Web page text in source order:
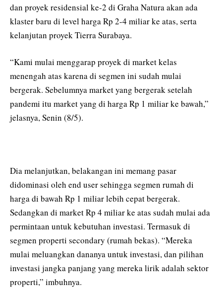
dan proyek residensial ke-2 di Graha Natura akan ada
klaster baru di level harga Rp 2-4 miliar ke atas, serta
kelanjutan proyek Tierra Surabaya.
“Kami mulai menggarap proyek di market kelas
menengah atas karena di segmen ini sudah mulai
bergerak. Sebelumnya market yang bergerak setelah
pandemi itu market yang di harga Rp 1 miliar ke bawah,”
jelasnya, Senin (8/5).
Dia melanjutkan, belakangan ini memang pasar
didominasi oleh end user sehingga segmen rumah di
harga di bawah Rp 1 miliar lebih cepat bergerak.
Sedangkan di market Rp 4 miliar ke atas sudah mulai ada
permintaan untuk kebutuhan investasi. Termasuk di
segmen properti secondary (rumah bekas). “Mereka
mulai meluangkan dananya untuk investasi, dan pilihan
investasi jangka panjang yang mereka lirik adalah sektor
properti,” imbuhnya.